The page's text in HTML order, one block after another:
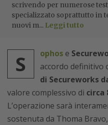
scrivendo per numerose
specializzato soprattutto in
nuovi m... Leggi tutto
S ophos e
accordo definitivo
di Secureworks
valore complessivo di circa
L’operazione sarà
sostenuta da Thoma